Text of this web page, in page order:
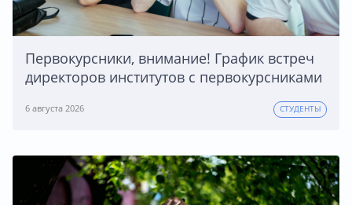
Первокурсники, внимание! График встреч
директоров институтов с первокурсниками
6 августа 2026 СТУДЕНТЫ